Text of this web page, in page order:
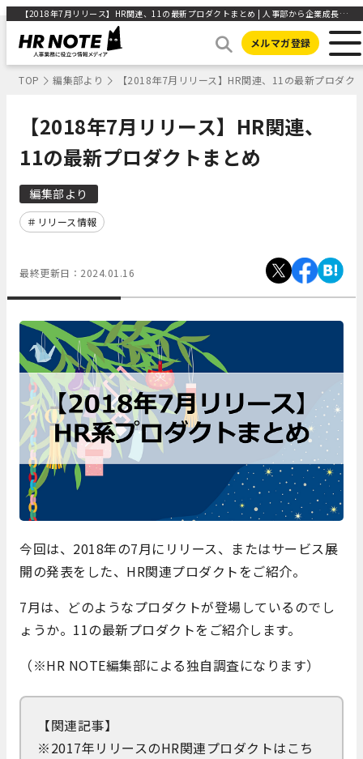
【2018年7月リリース】HR関連、11の最新プロダクトまとめ | 人事部から企業成長を応援するメディアHR NOTE
メルマガ登録
TOP 編集部より 【2018年7月リリース】HR関連、11の最新プロダク
【2018年7月リリース】HR関連、
11の最新プロダクトまとめ
編集部より
リリース情報
最終更新日： 2024.01.16
今回は、2018年の7月にリリース、またはサービス展
開の発表をした、HR関連プロダクトをご紹介。
7月は、どのようなプロダクトが登場しているのでし
ょうか。11の最新プロダクトをご紹介します。
（※HR NOTE編集部による独自調査になります）
【関連記事】
※2017年リリースのHR関連プロダクトはこち